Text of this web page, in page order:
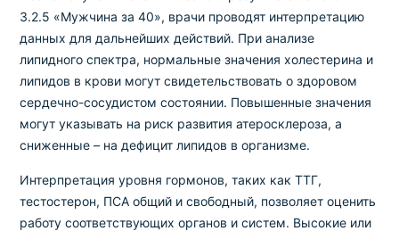
3.2.5 «Мужчина за 40», врачи проводят интерпретацию
данных для дальнейших действий. При анализе
липидного спектра, нормальные значения холестерина и
липидов в крови могут свидетельствовать о здоровом
сердечно-сосудистом состоянии. Повышенные значения
могут указывать на риск развития атеросклероза, а
сниженные – на дефицит липидов в организме.
Интерпретация уровня гормонов, таких как ТТГ,
тестостерон, ПСА общий и свободный, позволяет оценить
работу соответствующих органов и систем. Высокие или